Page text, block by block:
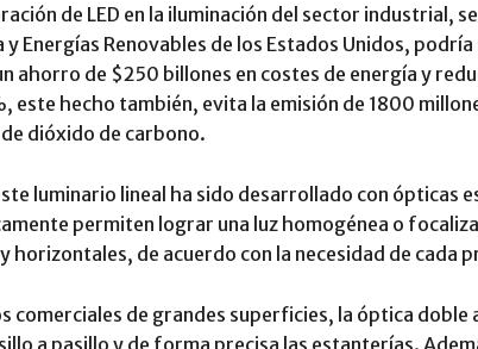
de LED en la iluminación del sector industrial,
y Energías Renovables de los Estados Unidos,
ahorro de $250 billones en costes de energía y
este hecho también, evita la emisión de 1800
dióxido de carbono.
luminario lineal ha sido desarrollado con ópticas
permiten lograr una luz homogénea o
horizontales, de acuerdo con la necesidad de cada
comerciales de grandes superficies, la óptica
a pasillo y de forma precisa las estanterías.